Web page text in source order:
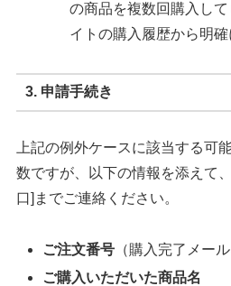
の商品を複数回購入し
イトの購入履歴から明確
3. 申請手続き
上記の例外ケースに該当する可
数ですが、以下の情報を添えて
口]までご連絡ください。
ご注文番号 （購入完了メー
ご購入いただいた商品名